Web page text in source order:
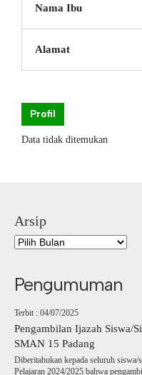
Nama Ibu
Alamat
Profil
Data tidak ditemukan
Arsip
Pengumuman
Terbit : 04/07/2025
Pengambilan Ijazah Siswa/
SMAN 15 Padang
Diberitahukan kepada seluruh
Pelajaran 2024/2025 bahwa